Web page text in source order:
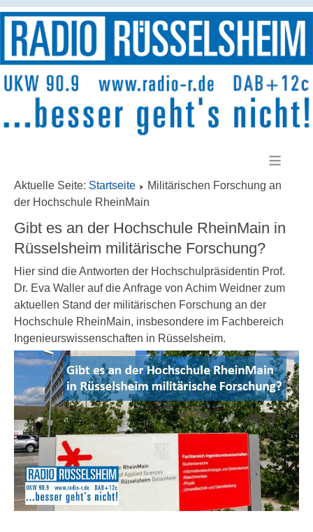
≡
Aktuelle Seite: Startseite
Militärischen Forschung an
der Hochschule RheinMain
Gibt es an der Hochschule RheinMain in
Rüsselsheim militärische Forschung?
Hier sind die Antworten der Hochschulpräsidentin Prof.
Dr. Eva Waller auf die Anfrage von Achim Weidner zum
aktuellen Stand der militärischen Forschung an der
Hochschule RheinMain, insbesondere im Fachbereich
Ingenieurswissenschaften in Rüsselsheim.